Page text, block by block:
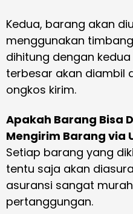
Kedua, barang akan
menggunakan
dihitung dengan
terbesar akan diambil
ongkos kirim.
Apakah Barang Bisa
Mengirim Barang via
Setiap barang yang
tentu saja akan
asuransi sangat
pertanggungan.